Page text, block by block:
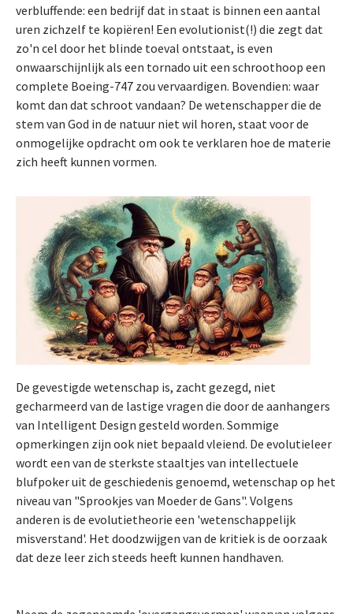
verbluffende: een bedrijf dat in staat is binnen een aantal
uren zichzelf te kopiëren! Een evolutionist(!) die zegt dat
zo'n cel door het blinde toeval ontstaat, is even
onwaarschijnlijk als een tornado uit een schroothoop een
complete Boeing-747 zou vervaardigen. Bovendien: waar
komt dan dat schroot vandaan? De wetenschapper die de
stem van God in de natuur niet wil horen, staat voor de
onmogelijke opdracht om ook te verklaren hoe de materie
zich heeft kunnen vormen.
De gevestigde wetenschap is, zacht gezegd, niet
gecharmeerd van de lastige vragen die door de aanhangers
van Intelligent Design gesteld worden. Sommige
opmerkingen zijn ook niet bepaald vleiend. De evolutieleer
wordt een van de sterkste staaltjes van intellectuele
blufpoker uit de geschiedenis genoemd, wetenschap op het
niveau van "Sprookjes van Moeder de Gans". Volgens
anderen is de evolutietheorie een 'wetenschappelijk
misverstand'. Het doodzwijgen van de kritiek is de oorzaak
dat deze leer zich steeds heeft kunnen handhaven.